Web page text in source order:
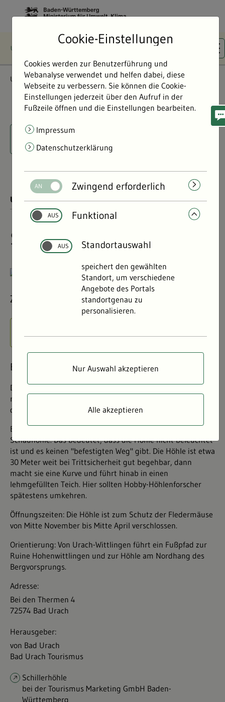
Umwelterlebnis Detailansicht
Cookie-Einstellungen
Cookies werden zur Benutzerführung und
Webanalyse verwendet und helfen dabei, diese
Webseite zu verbessern. Sie können die Cookie-
Einstellungen jederzeit über den Aufruf in der
Fußzeile öffnen und die Einstellungen bearbeiten.
Impressum
Datenschutzerklärung
Zwingend erforderlich
Funktional
Standortauswahl
speichert den gewählten
Standort, um verschiedene
Angebote des Portals
standortgenau zu
personalisieren.
Nur Auswahl akzeptieren
Alle akzeptieren